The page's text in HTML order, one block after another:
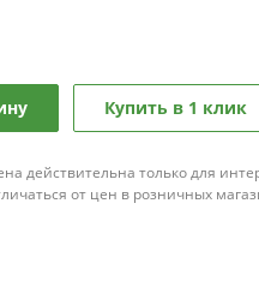
Купить в 1 клик
действительна только для
от цен в розничных